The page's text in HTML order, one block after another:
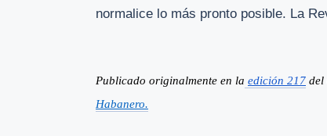
normalice lo más pronto posible. La
Publicado originalmente en la edición 217 del
Habanero.